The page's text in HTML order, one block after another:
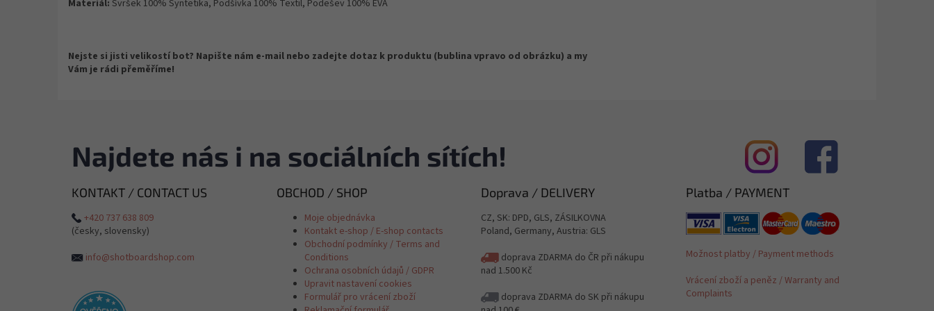
Materiál: Svršek 100% Syntetika, Podšívka 100% Textil, Podešev 100% EVA
Nejste si jisti velikostí bot? Napište nám e-mail nebo zadejte dotaz k produktu (bublina vpravo od obrázku) a my
Vám je rádi přeměříme!
Najdete nás i na sociálních sítích!
KONTAKT / CONTACT US
+420 737 638 809
(česky, slovensky)
info@shotboardshop.com
OBCHOD / SHOP
Moje objednávka
Kontakt e-shop / E-shop contacts
Obchodní podmínky / Terms and
Conditions
Ochrana osobních údajů / GDPR
Upravit nastavení cookies
Formulář pro vrácení zboží
Doprava / DELIVERY
CZ, SK: DPD, GLS, ZÁSILKOVNA
Poland, Germany, Austria: GLS
doprava ZDARMA do ČR při nákupu
nad 1.500 Kč
doprava ZDARMA do SK při nákupu
Platba / PAYMENT
Možnost platby / Payment methods
Vrácení zboží a peněz / Warranty and
Complaints